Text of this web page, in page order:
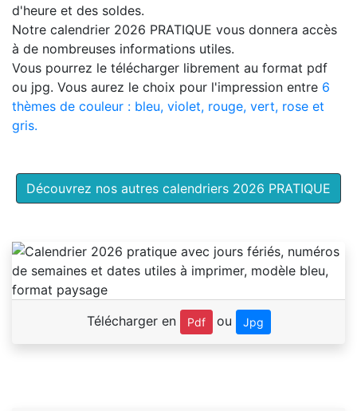
d'heure et des soldes.
Notre calendrier 2026 PRATIQUE vous donnera accès
à de nombreuses informations utiles.
Vous pourrez le télécharger librement au format pdf
ou jpg. Vous aurez le choix pour l'impression entre 6
thèmes de couleur : bleu, violet, rouge, vert, rose et
gris.
Découvrez nos autres calendriers 2026 PRATIQUE
Télécharger en Pdf ou Jpg